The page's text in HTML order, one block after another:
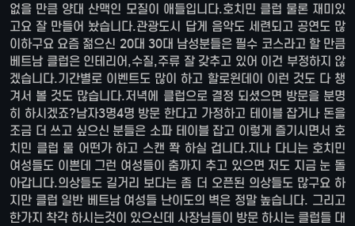
없을 만큼 양대 산맥인 모질이 애들입니다.호치민 클럽 물론 재미있
고요 잘 만들어 놨습니다.관광도시 답게 음악도 세련되고 공연도 많
이하구요 요즘 젊으신 20대 30대 남성분들은 필수 코스라고 할 만큼
베트남 클럽은 인테리어,수질,주류 잘 갖추고 있어 이건 부정하지 않
겠습니다.기간별로 이벤트도 많이 하고 할로윈데이 이런 것도 다 챙
겨서 볼 것도 많습니다.저녁에 클럽으로 결정 되셨으면 방문을 분명
히 하시겠죠?남자3명4명 방문 한다고 가정하고 테이블 잡거나 돈을
조금 더 쓰고 싶으신 분들은 소파 테이블 잡고 이렇게 즐기시면서 호
치민 클럽 물 어떤가 하고 스캔 쫙 하실 겁니다.지나 다니는 호치민
여성들도 이쁜데 그런 여성들이 춤까지 추고 있으면 저도 지금 눈 돌
아갑니다.의상들도 길거리 보다는 좀 더 오픈된 의상들도 많구요 하
지만 클럽 일반 베트남 여성들 난이도의 벽은 정말 높습니다. 그리고
한가지 착각 하시는것이 있으신데 사장님들이 방문 하시는 클럽들 대